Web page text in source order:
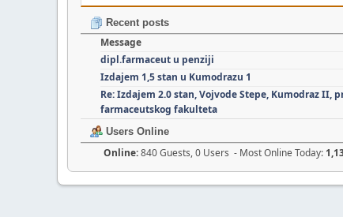
Recent posts
Message
dipl.farmaceut u penziji
Izdajem 1,5 stan u Kumodrazu 1
Re: Izdajem 2.0 stan, Vojvode Stepe, Kumodraz II,
farmaceutskog fakulteta
Users Online
Online:840 Guests, 0 Users - Most Online Today: